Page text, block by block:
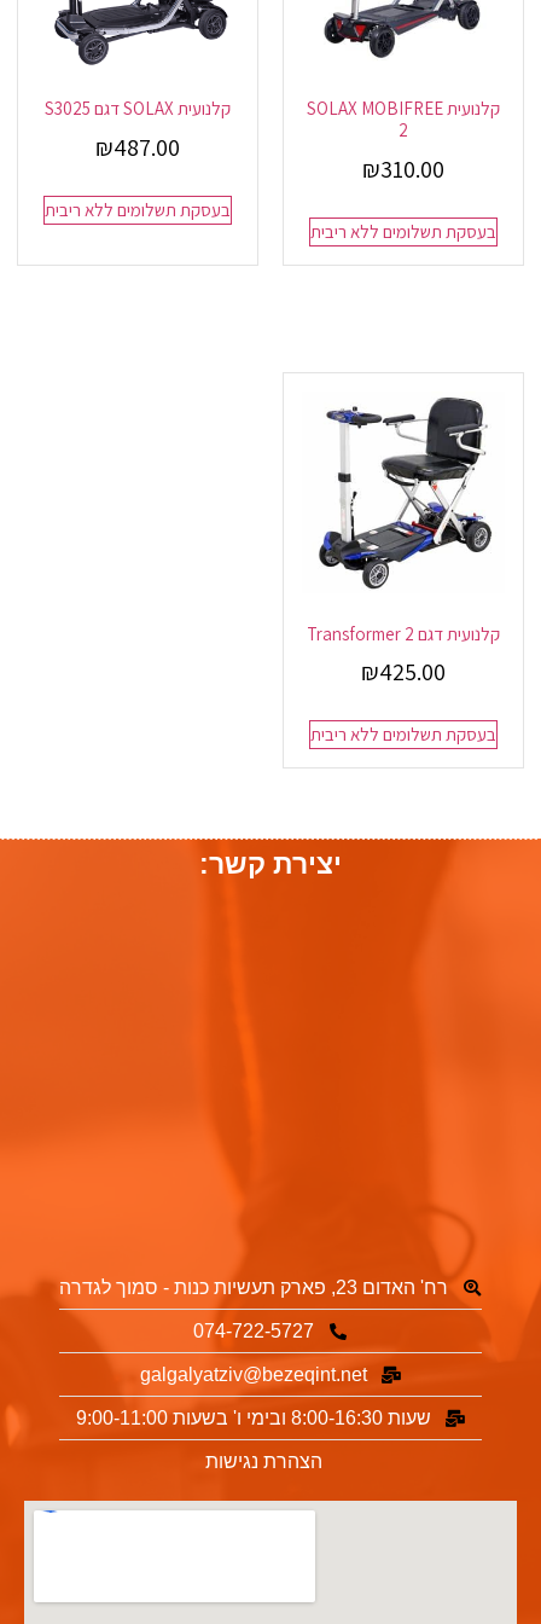
קלנועית SOLAX MOBIFREE
2
₪310.00
בעסקת תשלומים ללא ריבית
קלנועית SOLAX דגם S3025
₪487.00
בעסקת תשלומים ללא ריבית
קלנועית דגם Transformer 2
₪425.00
בעסקת תשלומים ללא ריבית
יצירת קשר:
רח' האדום 23, פארק תעשיות כנות - סמוך לגדרה
074-722-5727
galgalyatziv@bezeqint.net
שעות 8:00-16:30 ובימי ו' בשעות 9:00-11:00
הצהרת נגישות